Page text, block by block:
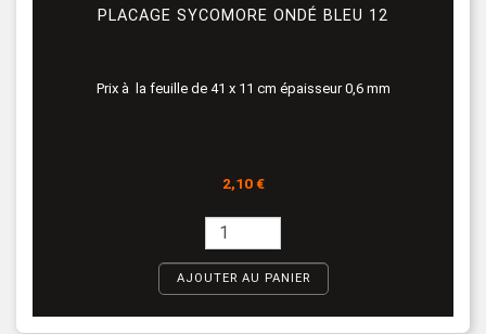
PLACAGE SYCOMORE ONDÉ BLEU 12
Prix à la feuille de 41 x 11 cm épaisseur 0,6 mm
Prix
2,10 €
AJOUTER AU PANIER